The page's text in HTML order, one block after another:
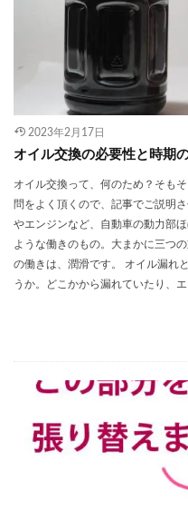
2023年2月17日
オイル交換の必要性と時期
オイル交換って、何のため？そも
問をよく頂くので、記事でご説明
やエンジンなど、自動車の動力部
ような働きのもの。大まかに三つ
の働きは、潤滑です。 オイル漏れ
うか。どこかから漏れていたり、